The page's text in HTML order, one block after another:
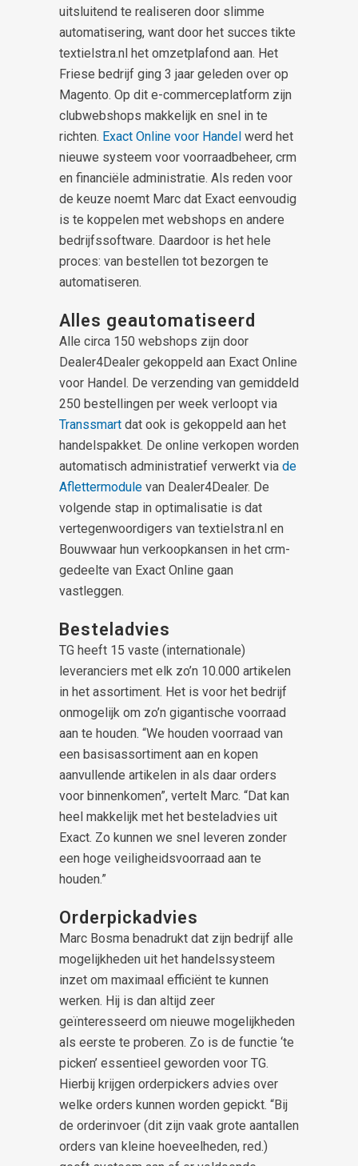
uitsluitend te realiseren door slimme
automatisering, want door het succes tikte
textielstra.nl het omzetplafond aan. Het
Friese bedrijf ging 3 jaar geleden over op
Magento. Op dit e-commerceplatform zijn
clubwebshops makkelijk en snel in te
richten. Exact Online voor Handel werd het
nieuwe systeem voor voorraadbeheer, crm
en financiële administratie. Als reden voor
de keuze noemt Marc dat Exact eenvoudig
is te koppelen met webshops en andere
bedrijfssoftware. Daardoor is het hele
proces: van bestellen tot bezorgen te
automatiseren.
Alles geautomatiseerd
Alle circa 150 webshops zijn door
Dealer4Dealer gekoppeld aan Exact Online
voor Handel. De verzending van gemiddeld
250 bestellingen per week verloopt via
Transsmart dat ook is gekoppeld aan het
handelspakket. De online verkopen worden
automatisch administratief verwerkt via de
Aflettermodule van Dealer4Dealer. De
volgende stap in optimalisatie is dat
vertegenwoordigers van textielstra.nl en
Bouwwaar hun verkoopkansen in het crm-
gedeelte van Exact Online gaan
vastleggen.
Besteladvies
TG heeft 15 vaste (internationale)
leveranciers met elk zo’n 10.000 artikelen
in het assortiment. Het is voor het bedrijf
onmogelijk om zo’n gigantische voorraad
aan te houden. “We houden voorraad van
een basisassortiment aan en kopen
aanvullende artikelen in als daar orders
voor binnenkomen”, vertelt Marc. “Dat kan
heel makkelijk met het besteladvies uit
Exact. Zo kunnen we snel leveren zonder
een hoge veiligheidsvoorraad aan te
houden.”
Orderpickadvies
Marc Bosma benadrukt dat zijn bedrijf alle
mogelijkheden uit het handelssysteem
inzet om maximaal efficiënt te kunnen
werken. Hij is dan altijd zeer
geïnteresseerd om nieuwe mogelijkheden
als eerste te proberen. Zo is de functie ‘te
picken’ essentieel geworden voor TG.
Hierbij krijgen orderpickers advies over
welke orders kunnen worden gepickt. “Bij
de orderinvoer (dit zijn vaak grote aantallen
orders van kleine hoeveelheden, red.)